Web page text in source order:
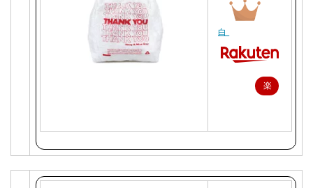
白
楽